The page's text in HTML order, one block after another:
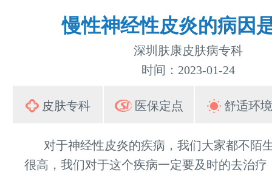
慢性神经性皮炎的病因
深圳肤康皮肤病专科
时间：2023-01-24
皮肤专科 医保定点 舒适环境
对于神经性皮炎的疾病，我们大家都不陌
很高，我们对于这个疾病一定要及时的去治疗